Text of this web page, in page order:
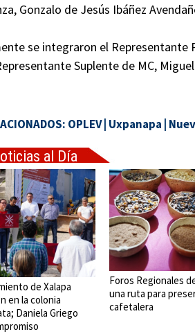
Gonzalo de Jesús Ibáñez
se integraron el Representante
Suplente de MC,
OPLEV| Uxpanapa
al Día
de Xalapa
en la colonia
Daniela Griego
Foros Regionales
una ruta para
cafetalera